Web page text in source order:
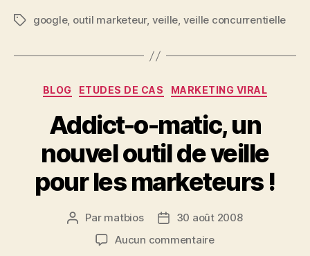
concurrentielle
Étiquettes
google, outil marketeur, veille, veille concurrentielle
Catégories
BLOG ETUDES DE CAS MARKETING VIRAL
Addict-o-matic, un
nouvel outil de veille
pour les marketeurs !
Auteur
l’article
Par matbios
Date30 août 2008
Aucun commentairesur